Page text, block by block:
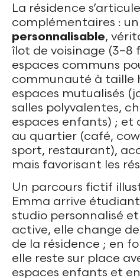
La résidence
complémentaires : un
personnalisable,
îlot de voisinage (3–8
espaces communs
communauté à taille
espaces mutualisés
salles polyvalentes,
espaces enfants) ; et
au quartier (café,
sport, restaurant),
mais favorisant les
Un parcours fictif
Emma arrive
studio personnalisé
active, elle change
de la résidence ; en
elle reste sur place
espaces enfants et